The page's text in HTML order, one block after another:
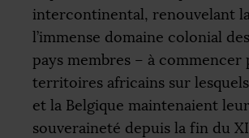
intercontinental, renouvelant
l’immense domaine colonial
pays membres – à commencer
territoires africains sur
et la Belgique maintenaient leur
souveraineté depuis la fin du